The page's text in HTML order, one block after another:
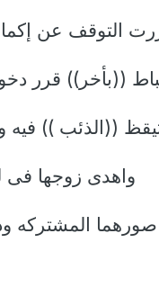
التوقف عن
((بأخر)) قرر
((الذئب ))
واهدى زوجها فى
صورهما المشتركه